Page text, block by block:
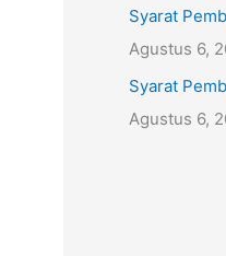
Syarat
Agustus 6,
Syarat
Agustus 6,